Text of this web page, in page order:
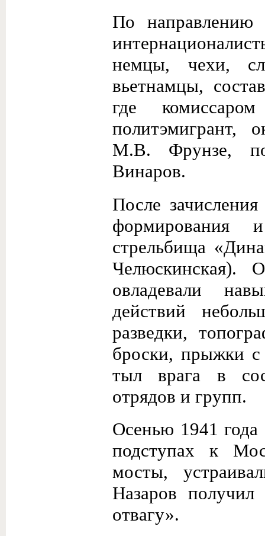
По направлению
немцы, чехи,
вьетнамцы,
где
политэмигрант,
М.В. Фрунзе,
Винаров.
После
формирования
стрельбища
Челюскинская).
овладевали
действий
разведки,
броски, прыжки с
тыл врага в
отрядов и групп.
Осенью 1941
подступах к
мосты,
Назаров
отвагу».